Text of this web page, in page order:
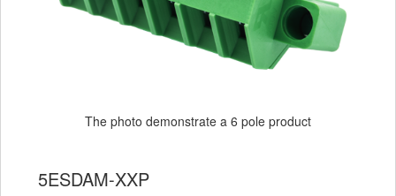
The photo demonstrate a 6 pole product
5ESDAM-XXP